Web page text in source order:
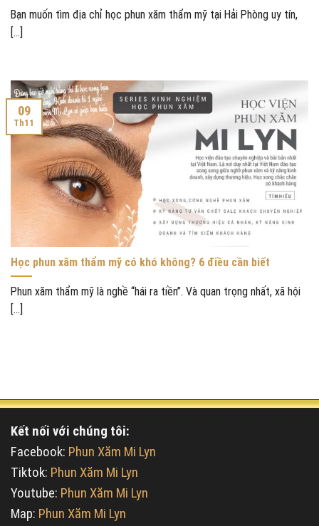
Bạn muốn tìm địa chỉ học phun xăm thẩm mỹ tại Hải Phòng uy tín,
[...]
Học phun xăm thẩm mỹ có khó không? 6 điều cần biết
Phun xăm thẩm mỹ là nghề “hái ra tiền”. Và quan trọng nhất, xã hội
[...]
09
Th11
Kết nối với chúng tôi:
Facebook: Phun Xăm Mi Lyn
Tiktok: Phun Xăm Mi Lyn
Youtube: Phun Xăm Mi Lyn
Map: Phun Xăm Mi Lyn